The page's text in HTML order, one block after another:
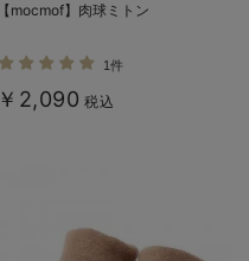
【mocmof】肉球ミトン
1件
￥2,090 税込